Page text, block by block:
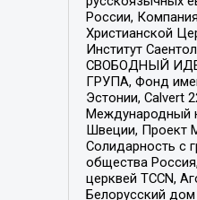
России,
Христианской
Институт
СВОБОДНЫЙ
ГРУПА, Фонд
Эстонии, Calvert
Международный
Швеции, Проект
Солидарность с
общества
церквей TCCN,
Белорусский